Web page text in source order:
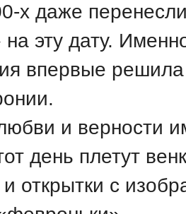
х даже
на эту дату.
впервые
и верности
день плетут
и открытки с